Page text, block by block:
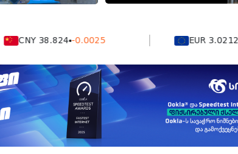
38.824 -0.0025 EUR 3.0212 -